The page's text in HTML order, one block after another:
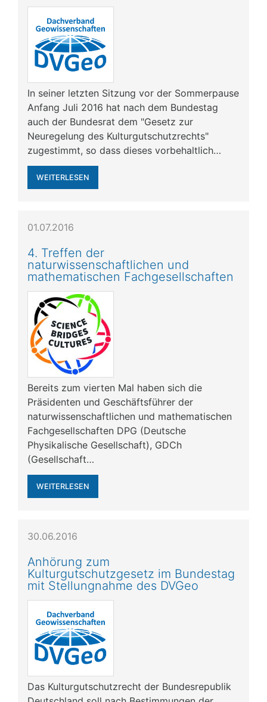
In seiner letzten Sitzung vor der Sommerpause
Anfang Juli 2016 hat nach dem Bundestag
auch der Bundesrat dem "Gesetz zur
Neuregelung des Kulturgutschutzrechts"
zugestimmt, so dass dieses vorbehaltlich…
WEITERLESEN
01.07.2016
4. Treffen der
naturwissenschaftlichen und
mathematischen Fachgesellschaften
Bereits zum vierten Mal haben sich die
Präsidenten und Geschäftsführer der
naturwissenschaftlichen und mathematischen
Fachgesellschaften DPG (Deutsche
Physikalische Gesellschaft), GDCh
(Gesellschaft…
WEITERLESEN
30.06.2016
Anhörung zum
Kulturgutschutzgesetz im Bundestag
mit Stellungnahme des DVGeo
Das Kulturgutschutzrecht der Bundesrepublik